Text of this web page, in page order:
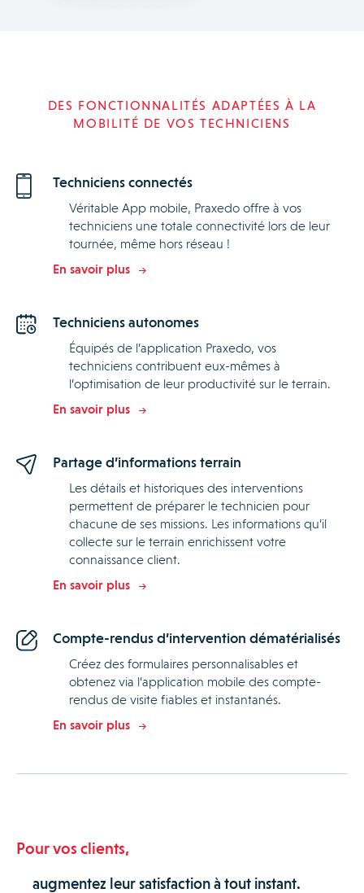
DES FONCTIONNALITÉS ADAPTÉES À LA
MOBILITÉ DE VOS TECHNICIENS
Techniciens connectés
Véritable App mobile, Praxedo offre à vos
techniciens une totale connectivité lors de leur
tournée, même hors réseau !
En savoir plus
Techniciens autonomes
Équipés de l’application Praxedo, vos
techniciens contribuent eux-mêmes à
l’optimisation de leur productivité sur le terrain.
En savoir plus
Partage d’informations terrain
Les détails et historiques des interventions
permettent de préparer le technicien pour
chacune de ses missions. Les informations qu’il
collecte sur le terrain enrichissent votre
connaissance client.
En savoir plus
Compte-rendus d’intervention dématérialisés
Créez des formulaires personnalisables et
obtenez via l’application mobile des compte-
rendus de visite fiables et instantanés.
En savoir plus
Pour vos clients,
augmentez leur satisfaction à tout instant.